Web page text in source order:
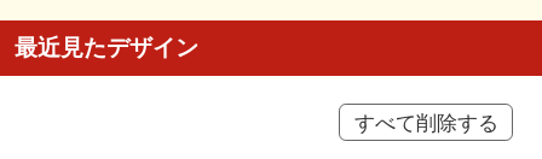
最近見たデザイン
すべて削除する